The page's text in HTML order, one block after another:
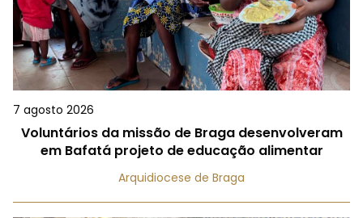
7 agosto 2026
Voluntários da missão de Braga desenvolveram
em Bafatá projeto de educação alimentar
Arquidiocese de Braga